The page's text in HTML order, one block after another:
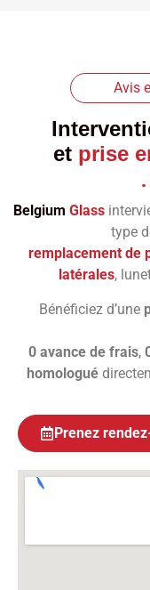
Avis
et prise
Belgium Glass
type
remplacement de
latérales,
Bénéficiez d’une
0 avance de frais,
homologué
Prenez